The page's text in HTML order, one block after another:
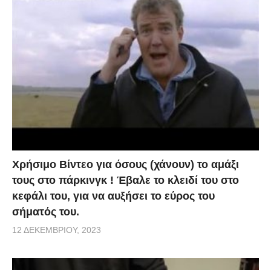
Χρήσιμο Βίντεο για όσους (χάνουν) το αμάξι
τους στο πάρκινγκ ! Έβαλε το κλειδί του στο
κεφάλι του, για να αυξήσει το εύρος του
σήματός του.
12 ΔΕΚΕΜΒΡΊΟΥ, 2023